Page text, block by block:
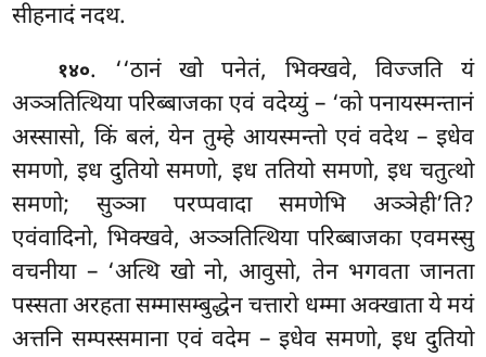
सीहनादं नदथ.
१४०. ‘‘ठानं खो पनेतं, भिक्खवे, विज्जति यं
अञ्ञतित्थिया परिब्बाजका एवं वदेय्युं – ‘को पनायस्मन्तानं
अस्सासो, किं बलं, येन तुम्हे आयस्मन्तो एवं वदेथ – इधेव
समणो, इध दुतियो समणो, इध ततियो समणो, इध चतुत्थो
समणो; सुञ्ञा परप्पवादा समणेभि अञ्ञेही’ति?
एवंवादिनो, भिक्खवे, अञ्ञतित्थिया परिब्बाजका एवमस्सु
वचनीया – ‘अत्थि खो नो, आवुसो, तेन भगवता जानता
पस्सता अरहता सम्मासम्बुद्धेन चत्तारो धम्मा अक्खाता ये मयं
अत्तनि सम्पस्समाना एवं वदेम – इधेव समणो, इध दुतियो